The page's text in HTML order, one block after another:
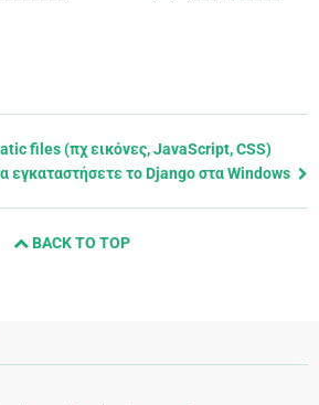
files (πχ εικόνες, JavaScript, CSS)
εγκαταστήσετε το Django στα Windows
BACK TO TOP